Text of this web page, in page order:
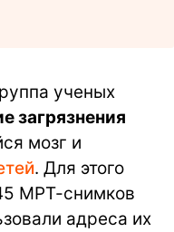
ученых
загрязнения
мозг и
. Для этого
МРТ-снимков
адреса их